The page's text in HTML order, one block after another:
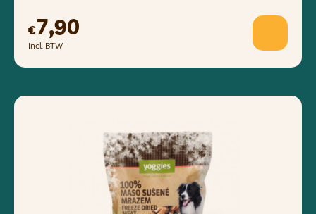
€7,90
Incl. BTW